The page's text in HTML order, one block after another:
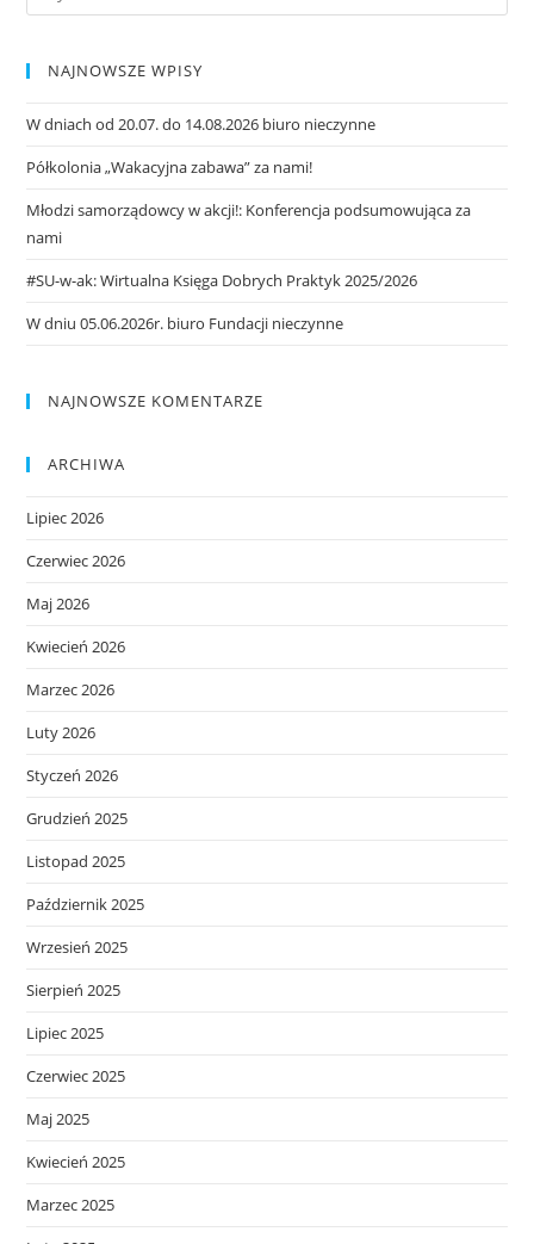
NAJNOWSZE WPISY
W dniach od 20.07. do 14.08.2026 biuro nieczynne
Półkolonia „Wakacyjna zabawa” za nami!
Młodzi samorządowcy w akcji!: Konferencja podsumowująca za
nami
#SU-w-ak: Wirtualna Księga Dobrych Praktyk 2025/2026
W dniu 05.06.2026r. biuro Fundacji nieczynne
NAJNOWSZE KOMENTARZE
ARCHIWA
Lipiec 2026
Czerwiec 2026
Maj 2026
Kwiecień 2026
Marzec 2026
Luty 2026
Styczeń 2026
Grudzień 2025
Listopad 2025
Październik 2025
Wrzesień 2025
Sierpień 2025
Lipiec 2025
Czerwiec 2025
Maj 2025
Kwiecień 2025
Marzec 2025